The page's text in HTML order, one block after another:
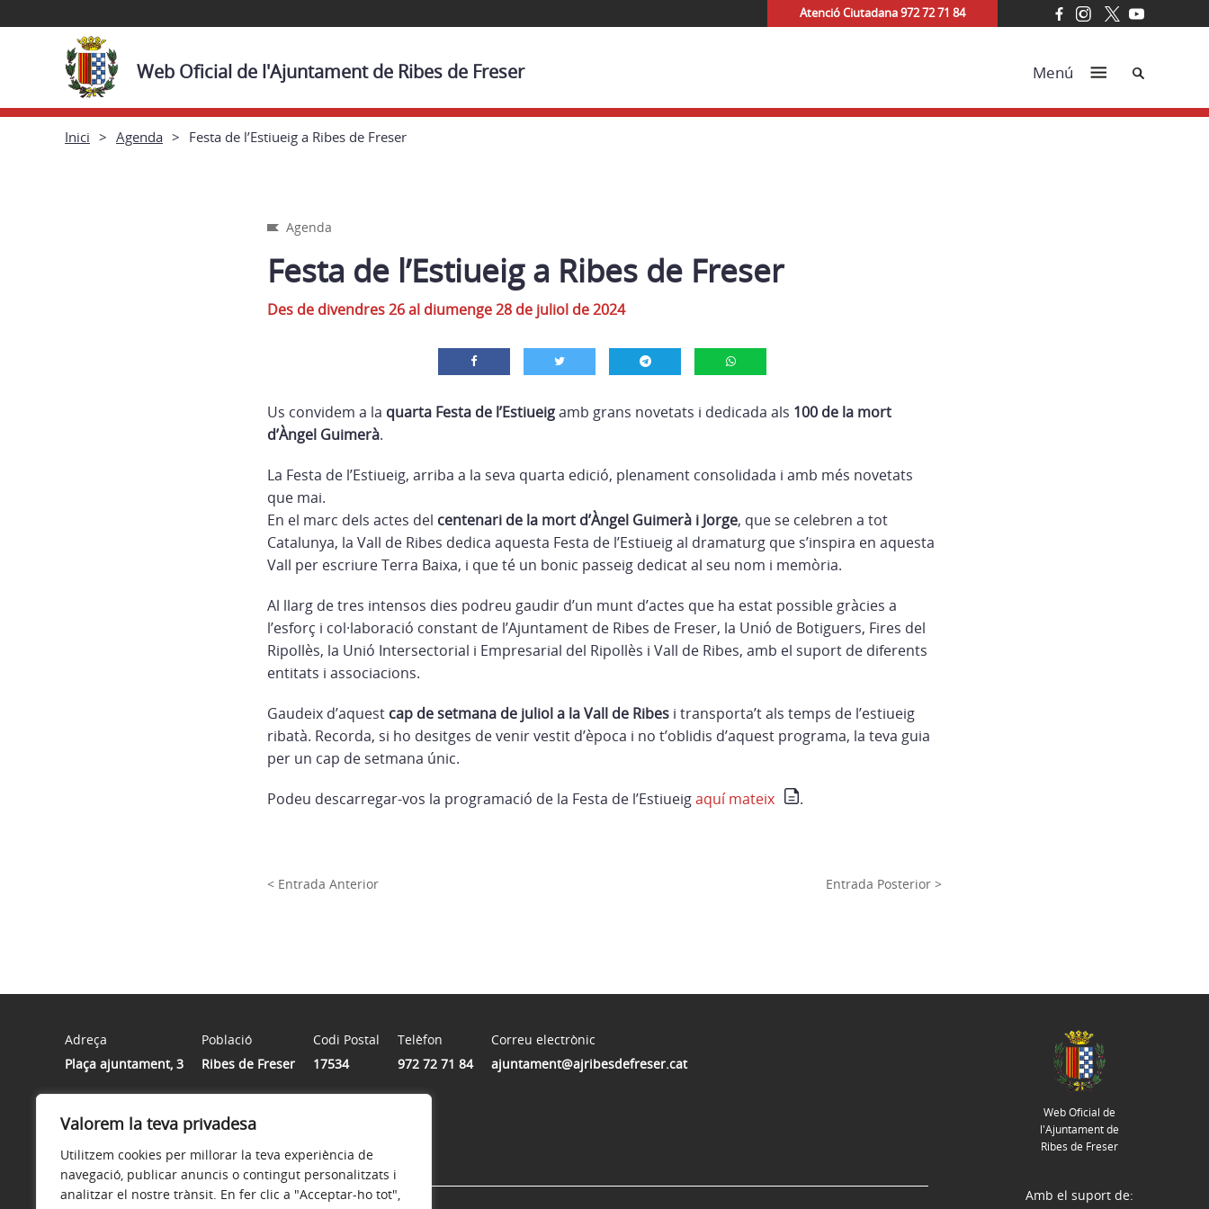
Valorem la teva privadesa
Utilitzem cookies per millorar la teva experiència de
navegació, publicar anuncis o contingut personalitzats i
analitzar el nostre trànsit. En fer clic a "Acceptar-ho tot",
Atenció Ciutadana 972 72 71 84
Web Oficial de l'Ajuntament de Ribes de Freser Menú Cerca
Inici Agenda Festa de l’Estiueig a Ribes de Freser
Agenda
Festa de l’Estiueig a Ribes de Freser
Des de divendres 26 al diumenge 28 de juliol de 2024
Us convidem a la quarta Festa de l’Estiueigamb grans novetats i dedicada als 100 de la mort
d’Àngel Guimerà.
La Festa de l’Estiueig, arriba a la seva quarta edició, plenament consolidada i amb més novetats
que mai.
En el marc dels actes del centenari de la mort d’Àngel Guimerà i Jorge, que se celebren a tot
Catalunya, la Vall de Ribes dedica aquesta Festa de l’Estiueig al dramaturg que s’inspira en aquesta
Vall per escriure Terra Baixa, i que té un bonic passeig dedicat al seu nom i memòria.
Al llarg de tres intensos dies podreu gaudir d’un munt d’actes que ha estat possible gràcies a
l’esforç i col·laboració constant de l’Ajuntament de Ribes de Freser, la Unió de Botiguers, Fires del
Ripollès, la Unió Intersectorial i Empresarial del Ripollès i Vall de Ribes, amb el suport de diferents
entitats i associacions.
Gaudeix d’aquest cap de setmana de juliol a la Vall de Ribes i transporta’t als temps de l’estiueig
ribatà. Recorda, si ho desitges de venir vestit d’època i no t’oblidis d’aquest programa, la teva guia
per un cap de setmana únic.
Podeu descarregar-vos la programació de la Festa de l’Estiueigaquí mateix .
< Entrada Anterior Entrada Posterior >
Adreça
Plaça ajuntament, 3
Població
Ribes de Freser
Codi Postal
17534
Telèfon
972 72 71 84
Correu electrònic
ajuntament@ajribesdefreser.cat
Horari
De dilluns a divendres de 9h a 13h
Web Oficial de
l'Ajuntament de
Ribes de Freser
Amb el suport de: